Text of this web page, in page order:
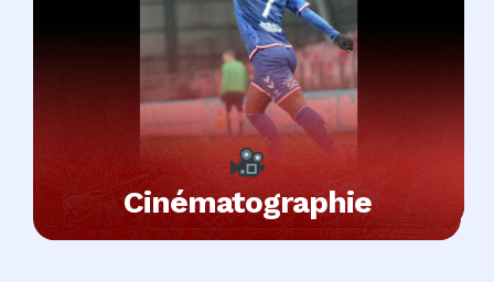
Cinématographie